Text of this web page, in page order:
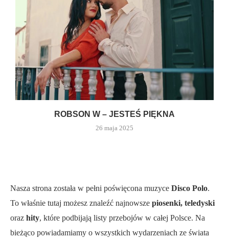
ROBSON W – JESTEŚ PIĘKNA
26 maja 2025
Nasza strona została w pełni poświęcona muzyce Disco Polo.
To właśnie tutaj możesz znaleźć najnowsze piosenki, teledyski
oraz hity, które podbijają listy przebojów w całej Polsce. Na
bieżąco powiadamiamy o wszystkich wydarzeniach ze świata